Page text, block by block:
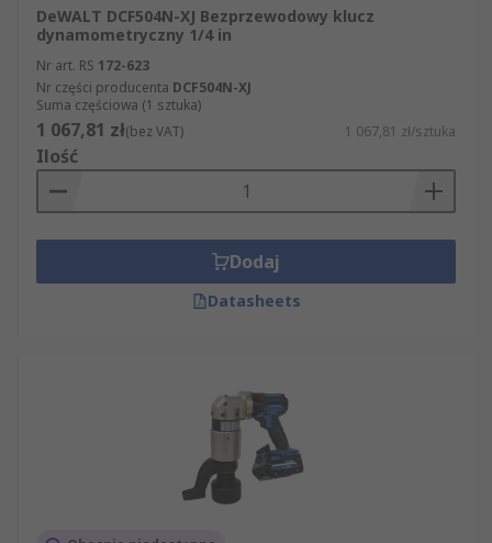
DeWALT DCF504N-XJ Bezprzewodowy klucz
dynamometryczny 1/4 in
Nr art. RS 172-623
Nr części producenta DCF504N-XJ
Suma częściowa (1 sztuka)
1 067,81 zł(bez VAT) 1 067,81 zł/sztuka
Ilość
Dodaj
Datasheets